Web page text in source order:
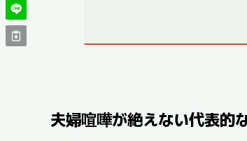
夫婦喧嘩が絶えない代表的